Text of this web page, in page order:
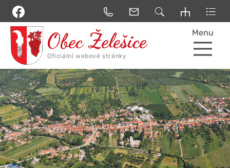
Menu